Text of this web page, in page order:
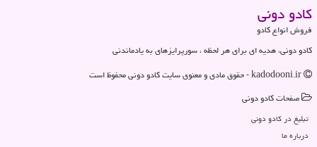
كادو دونی
فروش انواع کادو
کادو دونی، هدیه ای برای هر لحظه ، سورپرایزهای به یادماندنی
صفحات كادو دونی
تبلیغ در كادو دونی
درباره ما